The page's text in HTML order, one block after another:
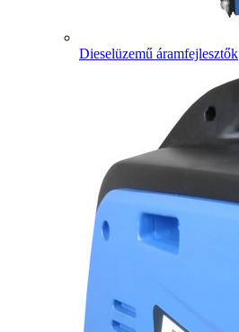
Dieselüzemű áramfejlesztők